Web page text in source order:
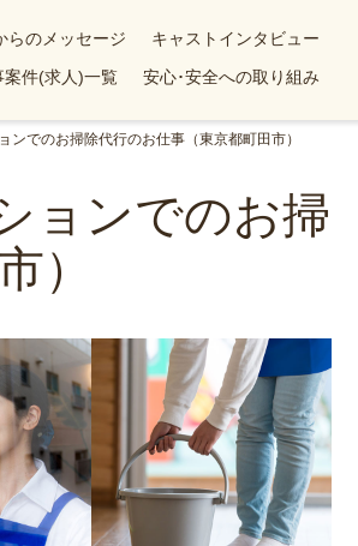
らのメッセージ
キャストインタビュー
案件(求人)一覧 安心･安全への取り組み
でのお掃除代行のお仕事（東京都町田市）
ョンでのお掃
）